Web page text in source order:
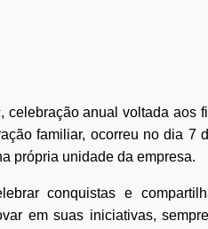
, celebração anual voltada aos
familiar, ocorreu no dia 7
própria unidade da empresa.
conquistas e
em suas iniciativas,